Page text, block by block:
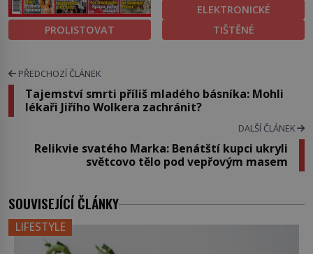
PROLISTOVAT
ELEKTRONICKÉ
TIŠTĚNÉ
PŘEDCHOZÍ ČLÁNEK
Tajemství smrti příliš mladého básníka: Mohli
lékaři Jiřího Wolkera zachránit?
DALŠÍ ČLÁNEK
Relikvie svatého Marka: Benátští kupci ukryli
světcovo tělo pod vepřovým masem
SOUVISEJÍCÍ ČLÁNKY
LIFESTYLE